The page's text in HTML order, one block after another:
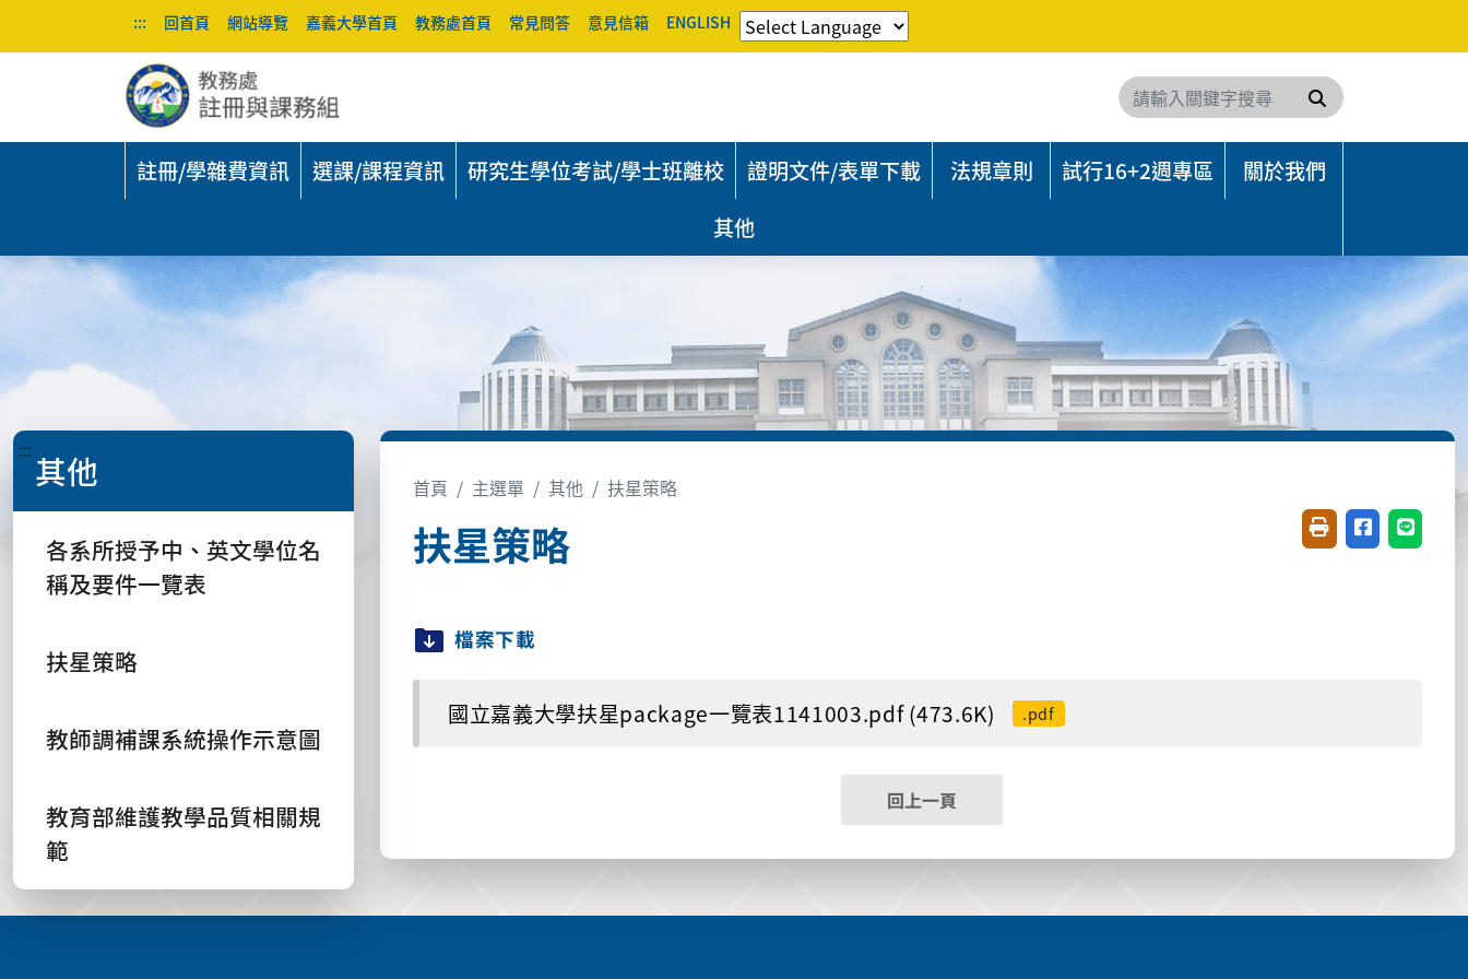
::: 回首頁 網站導覽 嘉義大學首頁 教務處首頁 常見問答 意見信箱 ENGLISH
搜尋
註冊/學雜費資訊 選課/課程資訊 研究生學位考試/學士班離校 證明文件/表單下載 法規章則 試行16+2週專區
關於我們
其他
::: 其他
各系所授予中、英文學位名
稱及要件一覽表
扶星策略
教師調補課系統操作示意圖
教育部維護教學品質相關規
範
首頁 主選單 其他 扶星策略
扶星策略 友善列印(開新視窗)
分享至臉書(
分享至
檔案下載
國立嘉義大學扶星package一覽表1141003.pdf (473.6K) .pdf
回上一頁